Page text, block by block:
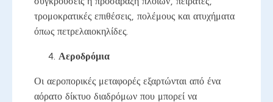
τρομοκρατικές επιθέσεις, πολέμους και ατυχήματα
όπως πετρελαιοκηλίδες.
Αεροδρόμια
Οι αεροπορικές μεταφορές εξαρτώνται από ένα
αόρατο δίκτυο διαδρόμων που μπορεί να